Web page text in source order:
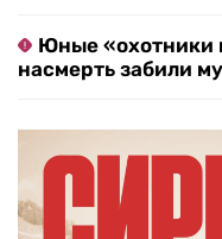
Юные «охотники
насмерть забили